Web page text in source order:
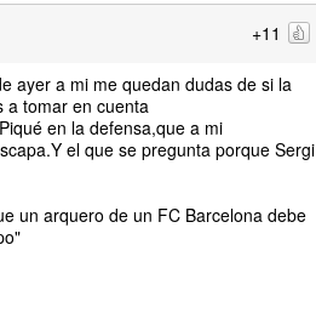
+11
ayer a mi me quedan dudas de si la
a tomar en cuenta
en la defensa,que a mi
el que se pregunta porque Sergi
un arquero de un FC Barcelona debe